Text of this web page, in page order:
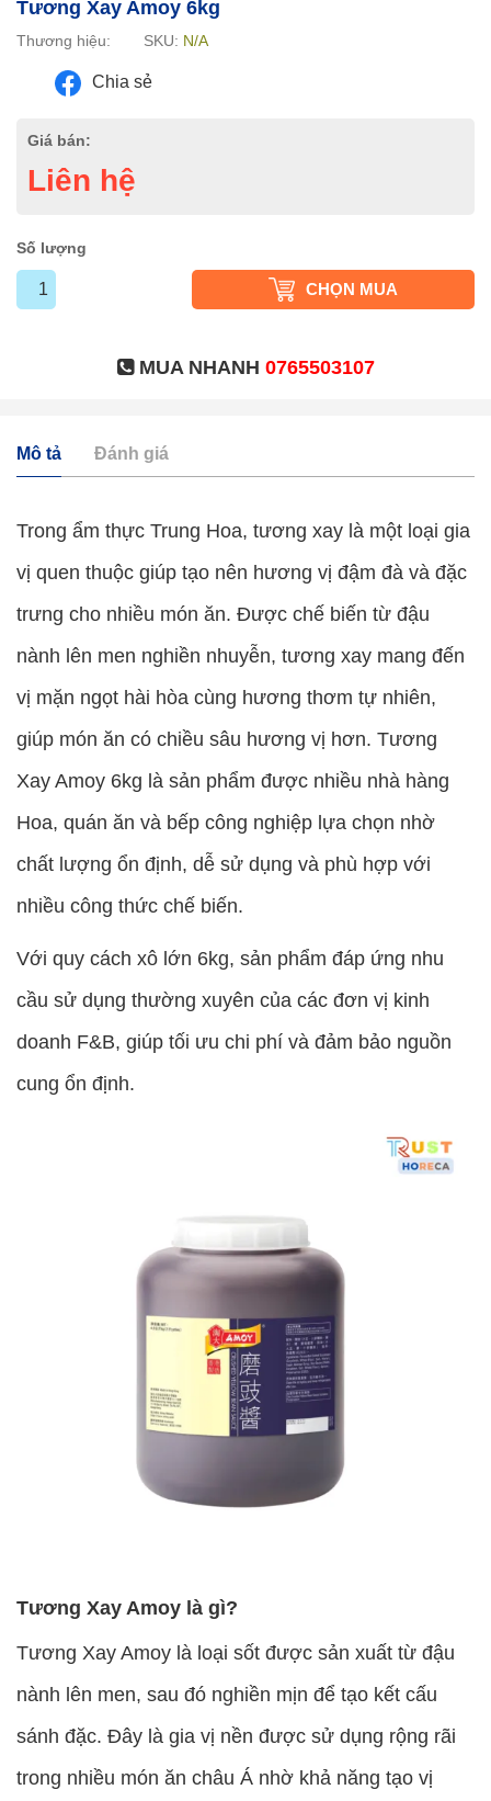
Tương Xay Amoy 6kg
Thương hiệu: SKU: N/A
Chia sẻ
Giá bán:
Liên hệ
Số lượng
CHỌN MUA
MUA NHANH 0765503107
Mô tả Đánh giá
Trong ẩm thực Trung Hoa, tương xay là một loại gia
vị quen thuộc giúp tạo nên hương vị đậm đà và đặc
trưng cho nhiều món ăn. Được chế biến từ đậu
nành lên men nghiền nhuyễn, tương xay mang đến
vị mặn ngọt hài hòa cùng hương thơm tự nhiên,
giúp món ăn có chiều sâu hương vị hơn. Tương
Xay Amoy 6kg là sản phẩm được nhiều nhà hàng
Hoa, quán ăn và bếp công nghiệp lựa chọn nhờ
chất lượng ổn định, dễ sử dụng và phù hợp với
nhiều công thức chế biến.
Với quy cách xô lớn 6kg, sản phẩm đáp ứng nhu
cầu sử dụng thường xuyên của các đơn vị kinh
doanh F&B, giúp tối ưu chi phí và đảm bảo nguồn
cung ổn định.
Tương Xay Amoy là gì?
Tương Xay Amoy là loại sốt được sản xuất từ đậu
nành lên men, sau đó nghiền mịn để tạo kết cấu
sánh đặc. Đây là gia vị nền được sử dụng rộng rãi
trong nhiều món ăn châu Á nhờ khả năng tạo vị